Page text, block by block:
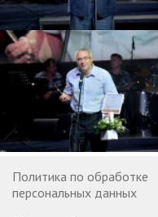
Политика по обработке
персональных данных